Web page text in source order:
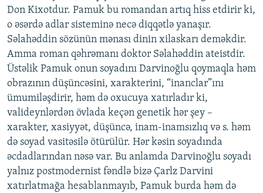
Don Kixotdur. Pamuk bu romandan artıq hiss etdirir ki,
o əsərdə adlar sisteminə necə diqqətlə yanaşır.
Səlahəddin sözünün mənası dinin xilaskarı deməkdir.
Amma roman qəhrəmanı doktor Səlahəddin ateistdir.
Üstəlik Pamuk onun soyadını Darvinoğlu qoymaqla həm
obrazının düşüncəsini, xarakterini, “inanclar”ını
ümumiləşdirir, həm də oxucuya xatırladır ki,
valideynlərdən övlada keçən genetik hər şey –
xarakter, xasiyyət, düşüncə, inam-inamsızlıq və s. həm
də soyad vasitəsilə ötürülür. Hər kəsin soyadında
əcdadlarından nəsə var. Bu anlamda Darvinoğlu soyadı
yalnız postmodernist fəndlə bizə Çarlz Darvini
xatırlatmağa hesablanmayıb, Pamuk burda həm də